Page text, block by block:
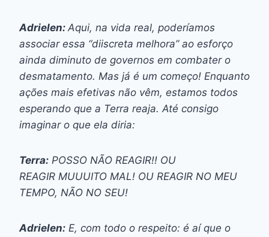
Adrielen: Aqui, na vida real, poderíamos
associar essa “diiscreta melhora” ao esforço
ainda diminuto de governos em combater o
desmatamento. Mas já é um começo! Enquanto
ações mais efetivas não vêm, estamos todos
esperando que a Terra reaja. Até consigo
imaginar o que ela diria:
Terra: POSSO NÃO REAGIR!! OU
REAGIR MUUUITO MAL! OU REAGIR NO MEU
TEMPO, NÃO NO SEU!
Adrielen: E, com todo o respeito: é aí que o